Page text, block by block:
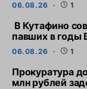
06.08.26 1
В Кутафино
павших в годы
06.08.26 1
Прокуратура
млн рублей